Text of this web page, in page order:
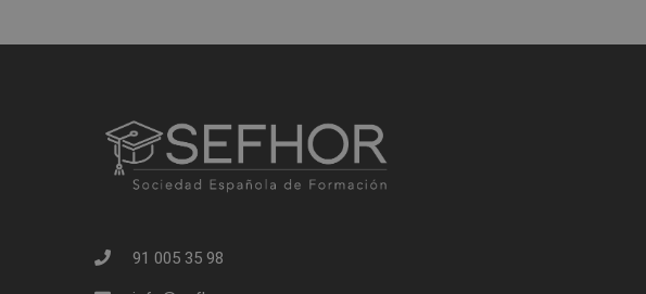
91 005 35 98